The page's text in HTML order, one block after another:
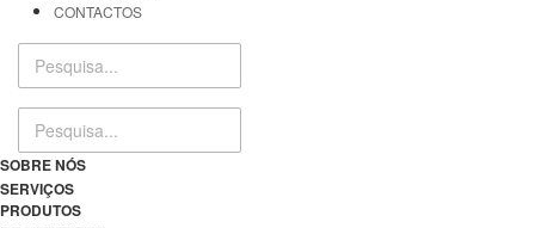
CONTACTOS
SOBRE NÓS
SERVIÇOS
PRODUTOS